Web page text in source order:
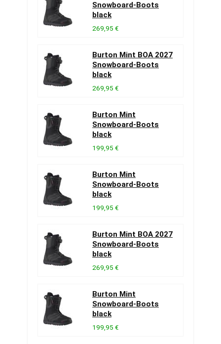
Snowboard-Boots
black
269,95 €
Burton Mint BOA 2027
Snowboard-Boots
black
269,95 €
Burton Mint
Snowboard-Boots
black
199,95 €
Burton Mint
Snowboard-Boots
black
199,95 €
Burton Mint BOA 2027
Snowboard-Boots
black
269,95 €
Burton Mint
Snowboard-Boots
black
199,95 €